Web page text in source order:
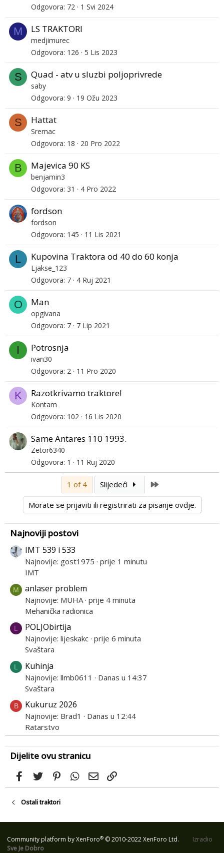
Odgovora 72 1 Svi 2024
M LS TRAKTORI
medjimurec
Odgovora 126 5 Lis 2023
S Quad - atv u sluzbi poljoprivrede
saby
Odgovora 9 19 Ožu 2023
S Hattat
Sremac
Odgovora 18 20 Pro 2022
B Majevica 90 KS
benjamin3
Odgovora 31 4 Pro 2022
fordson
fordson
Odgovora 145 11 Lis 2021
L Kupovina Traktora od 40 do 60 konja
Ljakse_123
Odgovora 7 4 Ruj 2021
O Man
opgivana
Odgovora 7 7 Lip 2021
I Potrosnja
ivan30
Odgovora 2 11 Pro 2020
K Razotkrivamo traktore!
Kontam
Odgovora 102 16 Lis 2020
Same Antares 110 1993.
Zetor6340
Odgovora 1 11 Ruj 2020
1 of 4 Slijedeći
Morate se prijaviti ili registrirati za pisanje ovdje.
Najnoviji postovi
IMT 539 i 533
Najnovije: gost1975 prije 1 minutu
IMT
M anlaser problem
Najnovije: MUHA prije 4 minuta
Mehanička radionica
L POLJObirtija
Najnovije: lijeskakc prije 6 minuta
Svaštara
L Kuhinja
Najnovije: llmb0611
Danas u 14:37
Svaštara
B Kukuruz 2026
Najnovije: Brad1
Danas u 12:44
Ratarstvo
Dijelite ovu stranicu
FacebookTwitterPinterestWhatsApp
Email
Ostali traktori
Community platform by XenForo® © 2010-2022 XenForo Ltd.
Izradio
Sve Je Dobro